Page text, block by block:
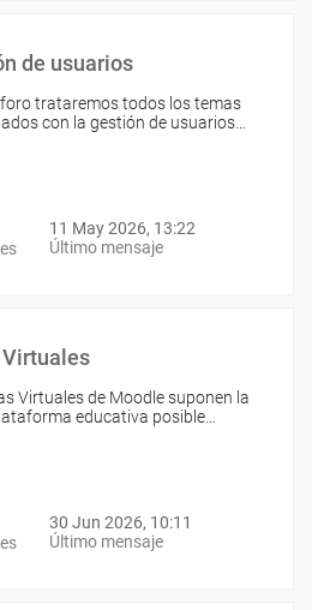
de usuarios
foro trataremos todos los temas
con la gestión de usuarios…
11 May 2026, 13:22
Último mensaje
Virtuales de Moodle suponen la
educativa posible…
30 Jun 2026, 10:11
Último mensaje